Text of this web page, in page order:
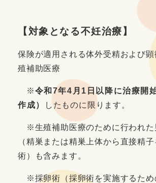
【対象となる不妊治療】
保険が適用される体外受精および
殖補助医療
※令和7年4月1日以降に治療開
作成）
したものに限ります。
※生殖補助医療のために行われた
（精巣または精巣上体から直接精
術）も含みます。
※採卵術（採卵術を実施するため